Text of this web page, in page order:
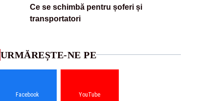
Ce se schimbă pentru șoferi și
transportatori
URMĂREȘTE-NE PE
Facebook YouTube